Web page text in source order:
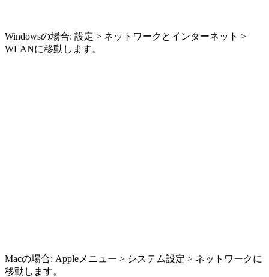
Windowsの場合: 設定 > ネットワークとインターネット >
WLANに移動します。
Macの場合: Appleメニュー > システム設定 > ネットワークに
移動します。